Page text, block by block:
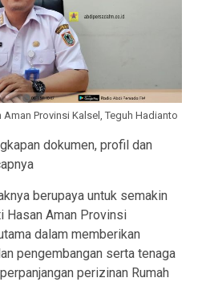
Aman Provinsi Kalsel, Teguh Hadianto
dokumen, profil dan
berupaya untuk semakin
Hasan Aman Provinsi
dalam memberikan
pengembangan serta tenaga
perizinan Rumah